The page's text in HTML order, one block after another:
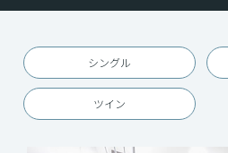
シングル
ツイン